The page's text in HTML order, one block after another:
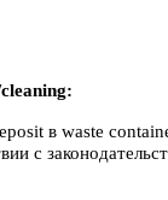
в waste
с